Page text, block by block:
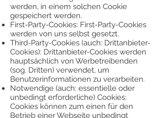
werden, in einem solchen Cookie
gespeichert werden.
First-Party-Cookies: First-Party-Cookies
werden von uns selbst gesetzt.
Third-Party-Cookies (auch: Drittanbieter-
Cookies): Drittanbieter-Cookies werden
hauptsächlich von Werbetreibenden
(sog. Dritten) verwendet, um
Benutzerinformationen zu verarbeiten.
Notwendige (auch: essentielle oder
unbedingt erforderliche) Cookies:
Cookies können zum einen für den
Betrieb einer Webseite unbedingt